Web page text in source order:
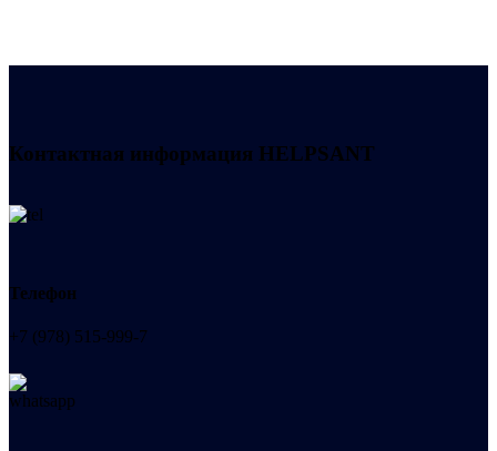
Контактная информация HELPSANT
Телефон
+7 (978) 515-999-7